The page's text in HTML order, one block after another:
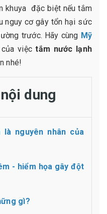
khuya đặc biệt nếu tắm
nguy cơ gây tổn hại sức
trước. Hãy cùng Mỹ
của việctắm nước lạnh
nhé!
dung
nguyên nhân của
- hiểm họa gây đột
gì?